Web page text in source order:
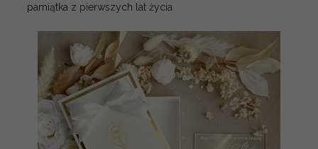
pamiątka z pierwszych lat życia